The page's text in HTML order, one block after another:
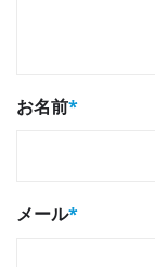
お名前*
メール*